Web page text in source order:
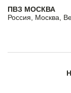
ПВЗ МОСКВА
Россия, Москва,